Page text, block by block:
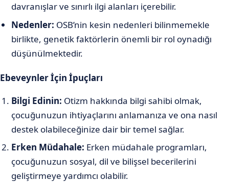
davranışlar ve sınırlı ilgi alanları içerebilir.
Nedenler: OSB’nin kesin nedenleri bilinmemekle
birlikte, genetik faktörlerin önemli bir rol oynadığı
düşünülmektedir.
Ebeveynler İçin İpuçları
Bilgi Edinin: Otizm hakkında bilgi sahibi olmak,
çocuğunuzun ihtiyaçlarını anlamanıza ve ona nasıl
destek olabileceğinize dair bir temel sağlar.
Erken Müdahale: Erken müdahale programları,
çocuğunuzun sosyal, dil ve bilişsel becerilerini
geliştirmeye yardımcı olabilir.